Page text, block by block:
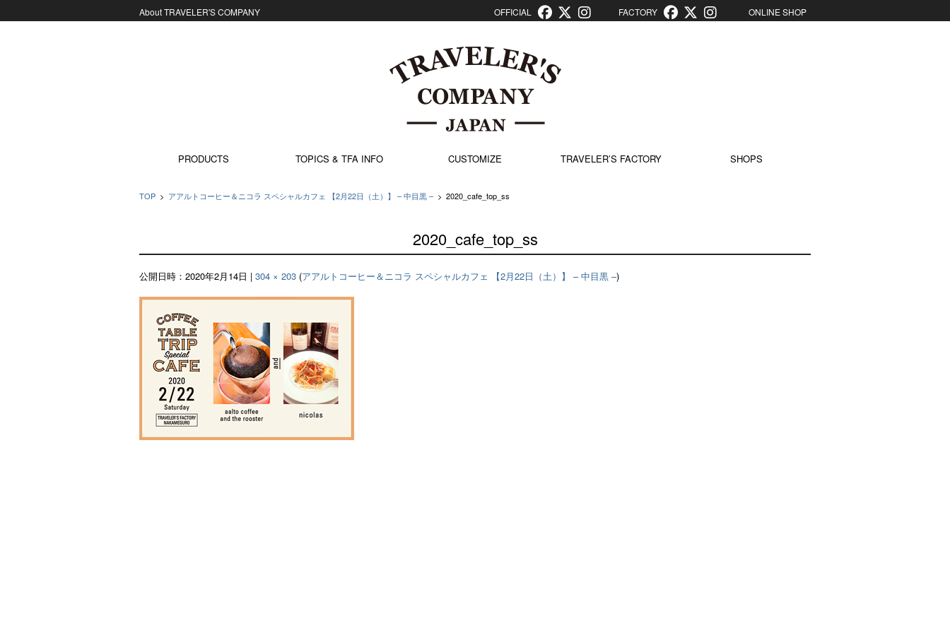
About TRAVELER'S COMPANY OFFICIAL FACTORY ONLINE SHOP
PRODUCTS
TOPICS & TFA INFO CUSTOMIZE TRAVELER’S FACTORY SHOPS
TOP > アアルトコーヒー＆ニコラ スペシャルカフェ 【2月22日（土）】 – 中目黒 – > 2020_cafe_top_ss
2020_cafe_top_ss
公開日時： 2020年2月14日 | 304 × 203 (アアルトコーヒー＆ニコラ スペシャルカフェ 【2月22日（土）】 – 中目黒 –)